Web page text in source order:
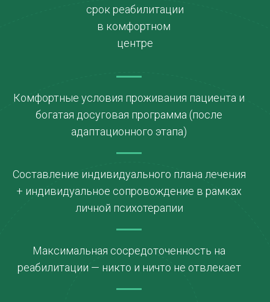
срок реабилитации
в комфортном
центре
Комфортные условия проживания пациента и
богатая досуговая программа (после
адаптационного этапа)
Составление индивидуального плана лечения
+ индивидуальное сопровождение в рамках
личной психотерапии
Максимальная сосредоточенность на
реабилитации — никто и ничто не отвлекает